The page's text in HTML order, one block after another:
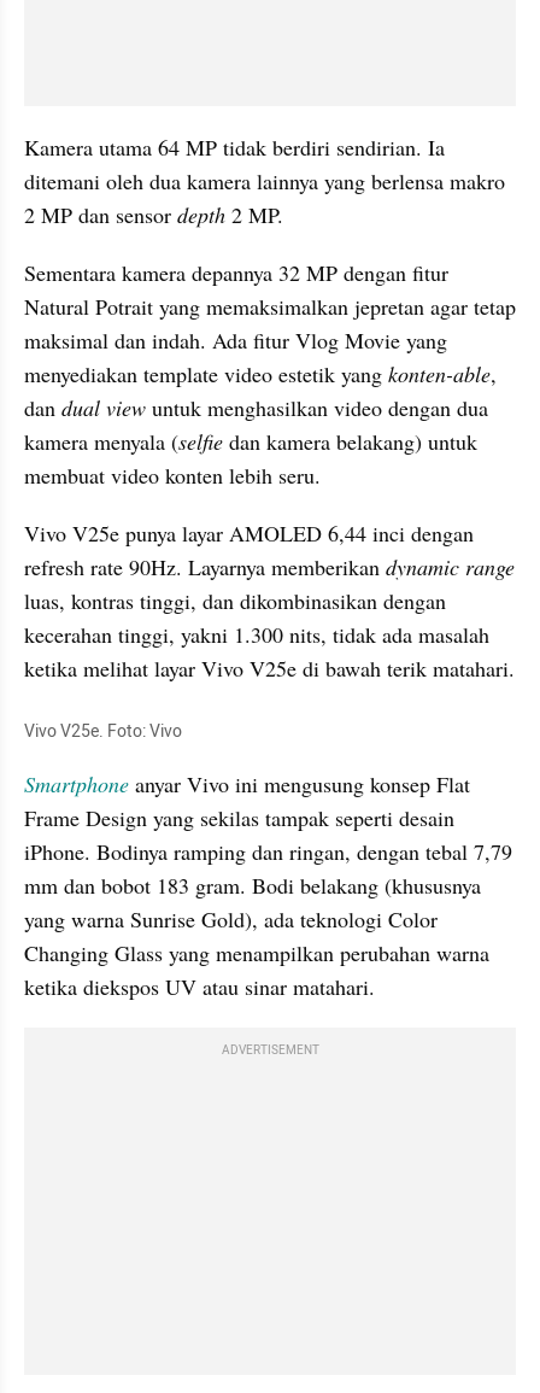
Kamera utama 64 MP tidak berdiri sendirian. Ia
ditemani oleh dua kamera lainnya yang berlensa makro
2 MP dan sensor depth 2 MP.
Sementara kamera depannya 32 MP dengan fitur
Natural Potrait yang memaksimalkan jepretan agar tetap
maksimal dan indah. Ada fitur Vlog Movie yang
menyediakan template video estetik yang konten-able,
dan dual view untuk menghasilkan video dengan dua
kamera menyala (selfie dan kamera belakang) untuk
membuat video konten lebih seru.
Vivo V25e punya layar AMOLED 6,44 inci dengan
refresh rate 90Hz. Layarnya memberikan dynamic range
luas, kontras tinggi, dan dikombinasikan dengan
kecerahan tinggi, yakni 1.300 nits, tidak ada masalah
ketika melihat layar Vivo V25e di bawah terik matahari.
Vivo V25e. Foto: Vivo
Smartphone anyar Vivo ini mengusung konsep Flat
Frame Design yang sekilas tampak seperti desain
iPhone. Bodinya ramping dan ringan, dengan tebal 7,79
mm dan bobot 183 gram. Bodi belakang (khususnya
yang warna Sunrise Gold), ada teknologi Color
Changing Glass yang menampilkan perubahan warna
ketika diekspos UV atau sinar matahari.
ADVERTISEMENT